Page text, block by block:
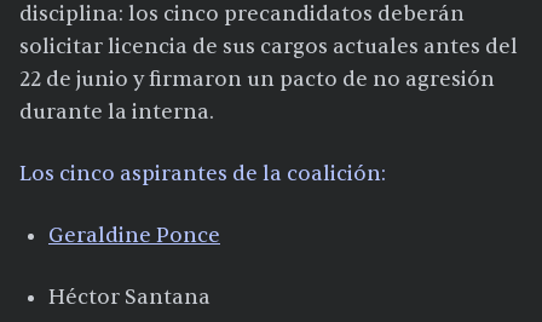
disciplina: los cinco precandidatos deberán
solicitar licencia de sus cargos actuales antes del
22 de junio y firmaron un pacto de no agresión
durante la interna.
Los cinco aspirantes de la coalición:
Geraldine Ponce
Héctor Santana